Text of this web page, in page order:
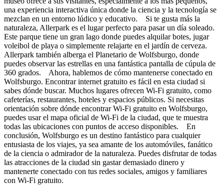
una experiencia interactiva única donde la ciencia y la tecnología se
mezclan en un entorno lúdico y educativo. Si te gusta más la
naturaleza, Allerpark es el lugar perfecto para pasar un día soleado.
Este parque tiene un gran lago donde puedes alquilar botes, jugar
voleibol de playa o simplemente relajarte en el jardín de cerveza.
Allerpark también alberga el Planetario de Wolfsburgo, donde
puedes observar las estrellas en una fantástica pantalla de cúpula de
360 grados. Ahora, hablemos de cómo mantenerse conectado en
Wolfsburgo. Encontrar internet gratuito es fácil en esta ciudad si
sabes dónde buscar. Muchos lugares ofrecen Wi-Fi gratuito, como
cafeterías, restaurantes, hoteles y espacios públicos. Si necesitas
orientación sobre dónde encontrar Wi-Fi gratuito en Wolfsburgo,
puedes usar el mapa oficial de Wi-Fi de la ciudad, que te muestra
todas las ubicaciones con puntos de acceso disponibles. En
conclusión, Wolfsburgo es un destino fantástico para cualquier
entusiasta de los viajes, ya sea amante de los automóviles, fanático
de la ciencia o admirador de la naturaleza. Puedes disfrutar de todas
las atracciones de la ciudad sin gastar demasiado dinero y
mantenerte conectado con tus redes sociales, amigos y familiares
con Wi-Fi gratuito.